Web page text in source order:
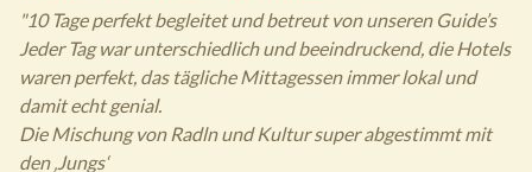
"10 Tage perfekt begleitet und betreut von unseren Guide’s
Jeder Tag war unterschiedlich und beeindruckend, die Hotels
waren perfekt, das tägliche Mittagessen immer lokal und
damit echt genial.
Die Mischung von Radln und Kultur super abgestimmt mit
den ‚Jungs‘